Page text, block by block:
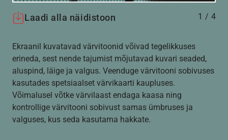
Laadi alla näidistoon 1 / 4
Ekraanil kuvatavad värvitoonid võivad tegelikkuses
erineda, sest nende tajumist mõjutavad kuvari seaded,
aluspind, läige ja valgus. Veenduge värvitooni sobivuses
kasutades spetsiaalset värvikaarti kaupluses.
Võimalusel võtke värvilaast endaga kaasa ning
kontrollige värvitooni sobivust samas ümbruses ja
valguses, kus seda kasutama hakkate.